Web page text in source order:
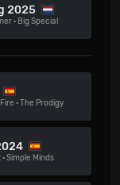
2025
· Big Special
·The Prodigy
·Simple Minds